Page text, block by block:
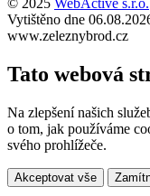
Vytištěno dne
www.zeleznybrod.cz
Tato webová
Na zlepšení našich
o tom, jak používáme
svého prohlížeče.
Akceptovat vše